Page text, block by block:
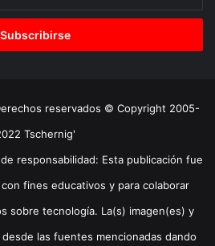
reservados © Copyright 2005-
Tschernig'
responsabilidad: Esta publicación fue
fines educativos y para colaborar
sobre tecnología. La(s) imagen(es) y
las fuentes mencionadas dando